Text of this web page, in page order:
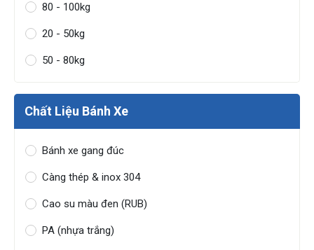
80 - 100kg
20 - 50kg
50 - 80kg
Chất Liệu Bánh Xe
Bánh xe gang đúc
Càng thép & inox 304
Cao su màu đen (RUB)
PA (nhựa trắng)